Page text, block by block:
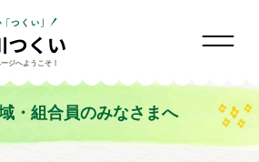
ジへようこそ！
・組合員のみなさまへ